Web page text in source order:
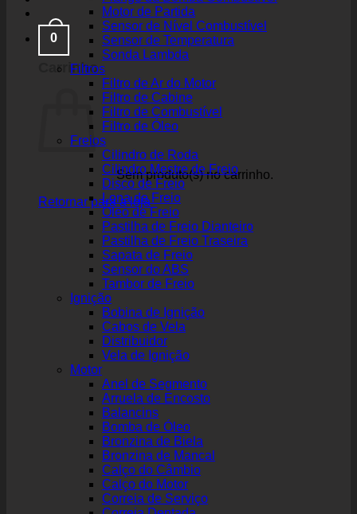
0
Carrinho
Sem produto(s) no carrinho.
Retornar para a loja
Motor de Partida
Sensor de Nível Combustível
Sensor de Temperatura
Sonda Lambda
Filtros
Filtro de Ar do Motor
Filtro de Cabine
Filtro de Combustível
Filtro de Óleo
Freios
Cilindro de Roda
Cilindro Mestre de Freio
Disco de Freio
Lona de Freio
Óleo de Freio
Pastilha de Freio Dianteiro
Pastilha de Freio Traseira
Sapata de Freio
Sensor do ABS
Tambor de Freio
Ignição
Bobina de Ignição
Cabos de Vela
Distribuidor
Vela de Ignição
Motor
Anel de Segmento
Arruela de Encosto
Balancins
Bomba de Óleo
Bronzina de Biela
Bronzina de Mancal
Calço do Câmbio
Calço do Motor
Correia de Serviço